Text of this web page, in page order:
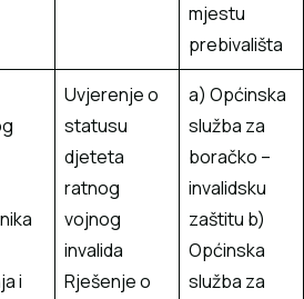
mjestu
prebivališta
i
Uvjerenje o
statusu
djeteta
ratnog
vojnog
invalida
Rješenje o
a) Općinska
služba za
boračko –
invalidsku
zaštitu b)
Općinska
služba za